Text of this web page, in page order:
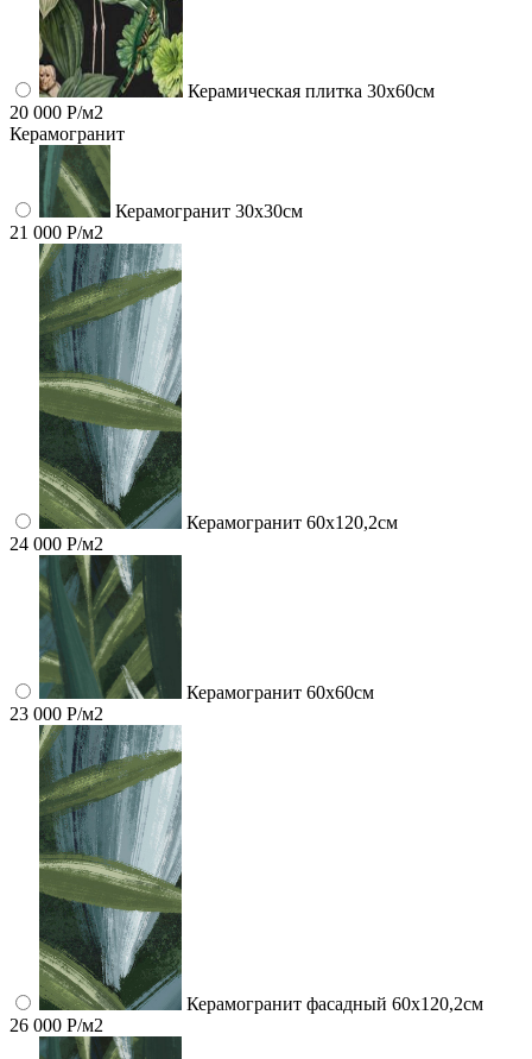
Керамическая плитка 30x60см
20 000 Р/м2
Керамогранит
Керамогранит 30х30см
21 000 Р/м2
Керамогранит 60x120,2см
24 000 Р/м2
Керамогранит 60x60см
23 000 Р/м2
Керамогранит фасадный 60x120,2см
26 000 Р/м2